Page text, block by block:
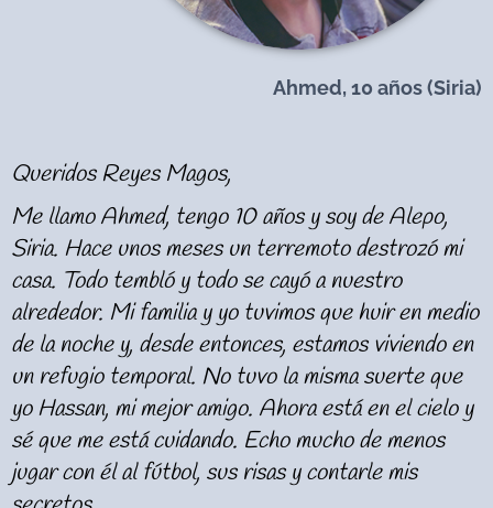
Queridos Reyes Magos,
Me llamo Ahmed, tengo 10 años y soy de Alepo,
Siria. Hace unos meses un terremoto destrozó mi
casa. Todo tembló y todo se cayó a nuestro
alrededor. Mi familia y yo tuvimos que huir en medio
de la noche y, desde entonces, estamos viviendo en
un refugio temporal. No tuvo la misma suerte que
yo Hassan, mi mejor amigo. Ahora está en el cielo y
sé que me está cuidando. Echo mucho de menos
jugar con él al fútbol, sus risas y contarle mis
Ahmed, 10 años (Siria)